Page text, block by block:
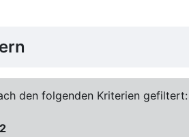
den folgenden Kriterien gefiltert:
2